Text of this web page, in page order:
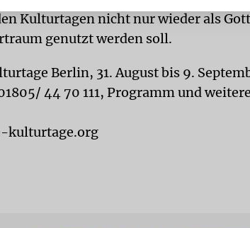
Kulturtagen nicht nur wieder als
genutzt werden soll.
Berlin, 31. August bis 9.
44 70 111, Programm und
kulturtage.org